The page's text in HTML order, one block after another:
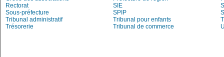
Rectorat
SIE
Sous-préfecture
SPIP
Tribunal administratif
Tribunal pour enfants
Trésorerie
Tribunal de commerce